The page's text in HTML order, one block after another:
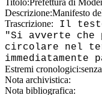
Titolo:Prefettura di
Descrizione:Manifesto
Trascrizione: Il
"Si avverte che
circolare nel
Estremi cronologici:
Nota archivistica:
Nota bibliografica: